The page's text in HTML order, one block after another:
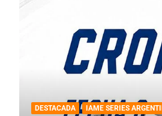
DESTACADA INFORME CENTRAL